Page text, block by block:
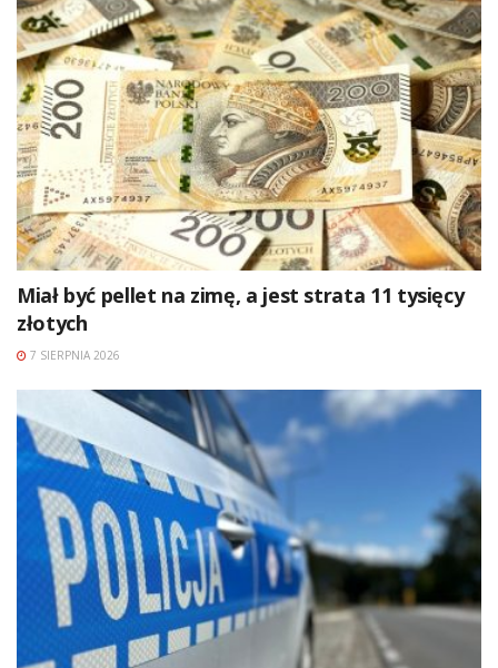
Miał być pellet na zimę, a jest strata 11 tysięcy
złotych
7 SIERPNIA 2026